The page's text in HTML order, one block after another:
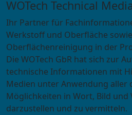
WOTech Technical
Ihr Partner für
Werkstoff und Oberfläche
Oberflächenreinigung in der
Die WOTech GbR hat sich zur
technische Informationen mit
Medien unter Anwendung aller
Möglichkeiten in Wort, Bild und
darzustellen und zu vermitteln.